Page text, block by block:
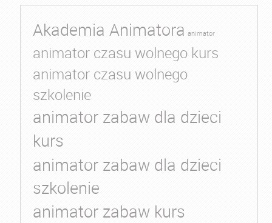
Akademia Animatora animator
animator czasu wolnego kurs
animator czasu wolnego
szkolenie
animator zabaw dla dzieci
kurs
animator zabaw dla dzieci
szkolenie
animator zabaw kurs